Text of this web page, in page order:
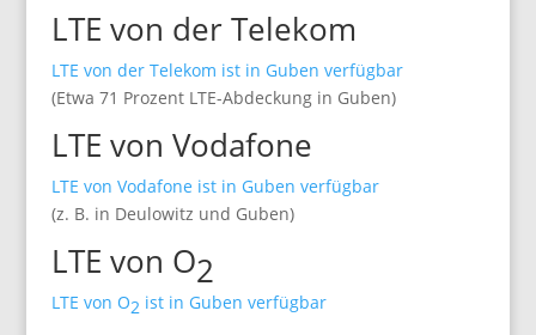
LTE von der Telekom
LTE von der Telekom ist in Guben verfügbar
(Etwa 71 Prozent LTE-Abdeckung in Guben)
LTE von Vodafone
LTE von Vodafone ist in Guben verfügbar
(z. B. in Deulowitz und Guben)
LTE von O2
LTE von O2 ist in Guben verfügbar